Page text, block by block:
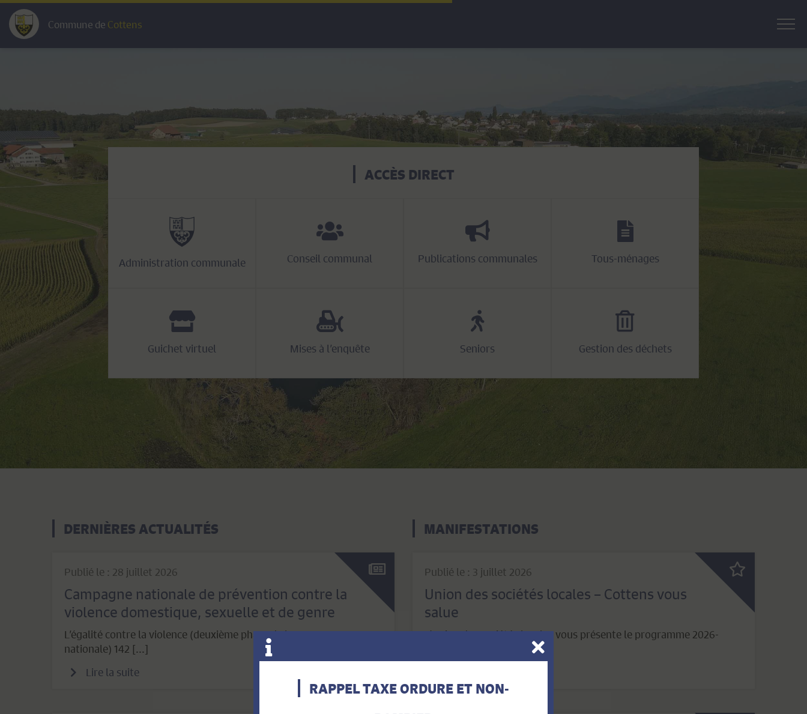
Commune de Cottens
ACCÈS DIRECT
Administration communale Conseil communal Publications communales Tous-ménages
Guichet virtuel Mises à l’enquête Seniors Gestion des déchets
DERNIÈRES ACTUALITÉS
Publié le : 28 juillet 2026
Campagne nationale de prévention contre la
violence domestique, sexuelle et de genre
L’égalité contre la violence (deuxième phase de la campagne
nationale) 142 [...]
Lire la suite
MANIFESTATIONS
Publié le : 3 juillet 2026
Union des sociétés locales – Cottens vous
salue
L’Union des sociétés locales vous présente le programme 2026-
RAPPEL TAXE ORDURE ET NON-